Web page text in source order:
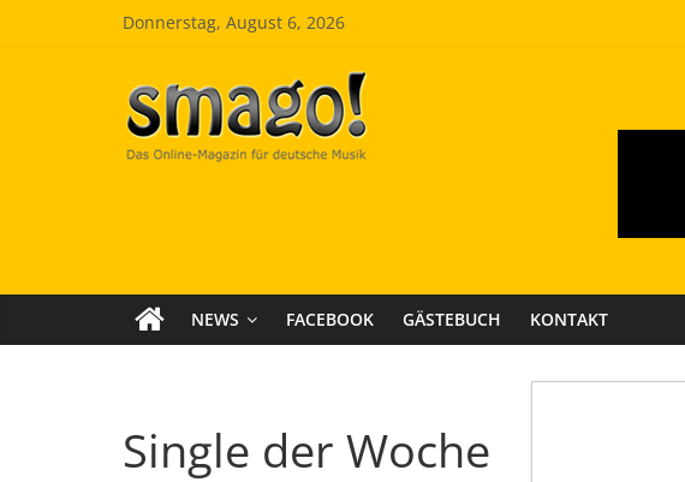
Donnerstag, August 6, 2026
Smago
SchlagerMAGazinOnline
NEWS FACEBOOK GÄSTEBUCH KONTAKT
Single der Woche